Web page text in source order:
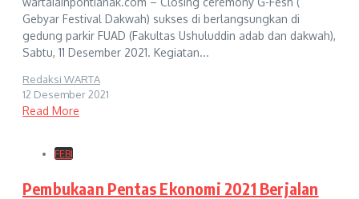
Gebyar Festival Dakwah) sukses di berlangsungkan di
gedung parkir FUAD (Fakultas Ushuluddin adab dan dakwah),
Sabtu, 11 Desember 2021. Kegiatan...
Redaksi WARTA
12 Desember 2021
Read More
FEBI
Pembukaan Pentas Ekonomi 2021 Berjalan